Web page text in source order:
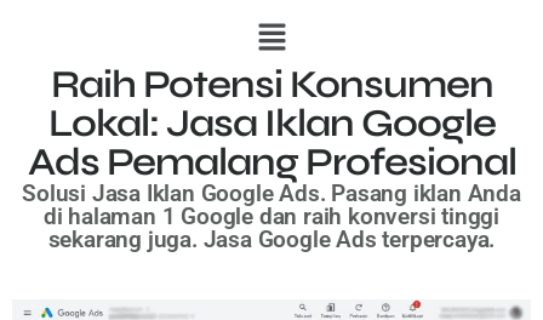
Raih Potensi Konsumen
Lokal: Jasa Iklan Google
Ads Pemalang Profesional
Solusi Jasa Iklan Google Ads. Pasang iklan Anda
di halaman 1 Google dan raih konversi tinggi
sekarang juga. Jasa Google Ads terpercaya.